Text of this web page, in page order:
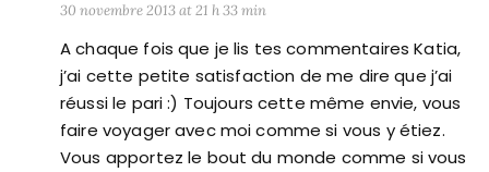
30 novembre 2013 at 21 h 33 min
A chaque fois que je lis tes commentaires Katia,
j’ai cette petite satisfaction de me dire que j’ai
réussi le pari :) Toujours cette même envie, vous
faire voyager avec moi comme si vous y étiez.
Vous apportez le bout du monde comme si vous